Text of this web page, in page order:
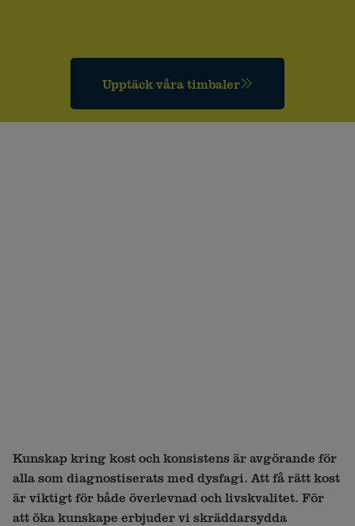
Upptäck våra timbaler
Kunskap kring kost och konsistens är avgörande för
alla som diagnostiserats med dysfagi. Att få rätt kost
är viktigt för både överlevnad och livskvalitet. För
att öka kunskape erbjuder vi skräddarsydda